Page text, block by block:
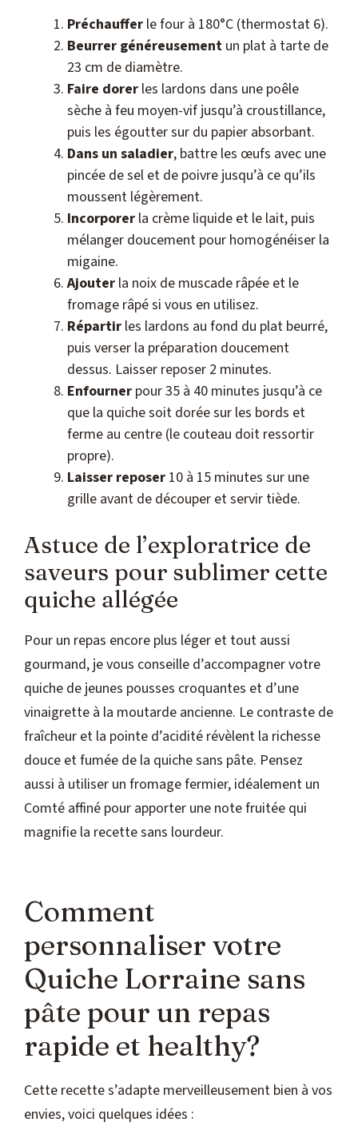
Préchauffer le four à 180°C (thermostat 6).
Beurrer généreusement un plat à tarte de
23 cm de diamètre.
Faire dorer les lardons dans une poêle
sèche à feu moyen-vif jusqu’à croustillance,
puis les égoutter sur du papier absorbant.
Dans un saladier, battre les œufs avec une
pincée de sel et de poivre jusqu’à ce qu’ils
moussent légèrement.
Incorporer la crème liquide et le lait, puis
mélanger doucement pour homogénéiser la
migaine.
Ajouter la noix de muscade râpée et le
fromage râpé si vous en utilisez.
Répartir les lardons au fond du plat beurré,
puis verser la préparation doucement
dessus. Laisser reposer 2 minutes.
Enfourner pour 35 à 40 minutes jusqu’à ce
que la quiche soit dorée sur les bords et
ferme au centre (le couteau doit ressortir
propre).
Laisser reposer 10 à 15 minutes sur une
grille avant de découper et servir tiède.
Astuce de l’exploratrice de
saveurs pour sublimer cette
quiche allégée
Pour un repas encore plus léger et tout aussi
gourmand, je vous conseille d’accompagner votre
quiche de jeunes pousses croquantes et d’une
vinaigrette à la moutarde ancienne. Le contraste de
fraîcheur et la pointe d’acidité révèlent la richesse
douce et fumée de la quiche sans pâte. Pensez
aussi à utiliser un fromage fermier, idéalement un
Comté affiné pour apporter une note fruitée qui
magnifie la recette sans lourdeur.
Comment
personnaliser votre
Quiche Lorraine sans
pâte pour un repas
rapide et healthy?
Cette recette s’adapte merveilleusement bien à vos
envies, voici quelques idées :